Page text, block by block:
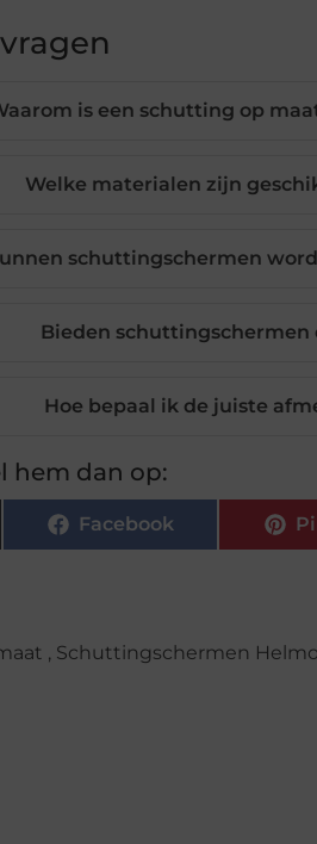
is een schutting op
Welke materialen zijn
schuttingschermen
Bieden schuttingschermen
Hoe bepaal ik de juiste
hem dan op:
Facebook
, Schuttingschermen